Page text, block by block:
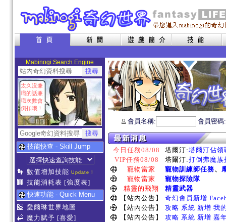
Mabinogi Search Engine
太久沒兼
職的話兼
職次數會
倒扣哦！
技能快查 - Skill Jump
數值增加技能 Update !
技能消耗表 [強度表]
快速功能 - Quick Menu
愛爾琳世界地圖
魔力賦予 [喜愛]
會員名稱: 會員密
今日任務08/08 塔爾汀:塔爾汀佔領
VIP任務08/08
塔爾汀:打倒弗魔族
寵物當家
寵物訓練師任務、
寵物當家
寵物探險隊
精靈的飛翔
精靈武器
【站內公告】
奇幻會員新增
【站內公告】
攻略 系統 新增 我
【站內公告】
攻略 系統 新增 嘉